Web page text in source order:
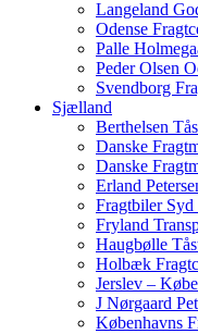
Langeland
Odense
Palle
Peder Olsen
Svendborg
Sjælland
Berthelsen
Danske
Danske
Erland
Fragtbiler
Fryland
Haugbølle
Holbæk
Jerslev –
J Nørgaard
Københavns